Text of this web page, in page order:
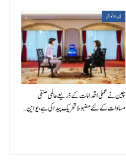
بین الاقوامی
چین نے عملی اقدامات کے ذریعے عالمی صنفی
مساوات کے لئے مضبوط تحریک پیدا کی ہے، یو این…